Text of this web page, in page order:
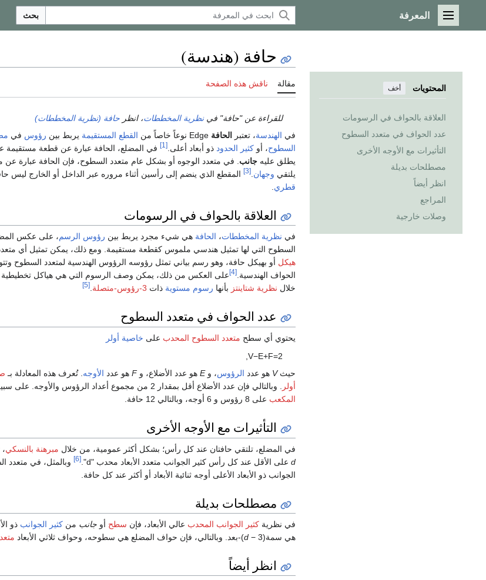
القائمة الرئيسية
المعرفة بحث
المحتويات أخف
العلاقة بالحواف في الرسومات
عدد الحواف في متعدد السطوح
التأثيرات مع الأوجه الأخرى
مصطلحات بديلة
انظر أيضاً
المراجع
وصلات خارجية
حافة (هندسة)
مقالة ناقش هذه الصفحة
للقراءة عن "حافة" فينظرية المخططات، انظرحافة (نظرية المخططات)
في الهندسة، تعتبر الحافة القطع المستقيمة يربط بين رؤوس في
السطوح، أو كثير الحدود ذو أبعاد أعلى. [1] في المضلع، الحافة عبارة عن قطعة مستقيمة
يطلق عليه جانب . في متعدد الوجوه أو بشكل عام متعدد السطوح، فإن الحافة عبارة
يلتقي وجهان [3]
المقطع الذي ينضم إلى رأسين أثناء مروره عبر الداخل أو الخارج ليس
قطري
العلاقة بالحواف في الرسومات
في نظرية المخططات، الحافة هي شيء مجرد يربط بين رؤوس الرسم، على عكس
السطوح التي لها تمثيل هندسي ملموس كقطعة مستقيمة. ومع ذلك، يمكن تمثيل أي
هيكل أو بهيكل حافة، وهو رسم بياني تمثل رؤوسه الرؤوس الهندسية لمتعدد السطوح
الحواف الهندسية.[4]
على العكس من ذلك، يمكن وصف الرسوم التي هي هياكل تخطيطية
خلال نظرية شتاينتز بأنها رسوم مستوية ذات 3-رؤوس-متصلة .
[5]
عدد الحواف في متعدد السطوح
يحتوي أي سطح متعدد السطوح المحدب على خاصية أولر
V−E+F=2
,
حيثV هو عدد الرؤوس، وE هو عدد الأضلاع، وF هو عدد الأوجه. تُعرف هذه المعادلة بـ
أولر . وبالتالي فإن عدد الأضلاع أقل بمقدار 2 من مجموع أعداد الرؤوس والأوجه. على سبيل المثال، يحتوي
المكعب على 8 رؤوس و 6 أوجه، وبالتالي 12 حافة.
التأثيرات مع الأوجه الأخرى
في المضلع، تلتقي حافتان عند كل رأس؛ بشكل أكثر عمومية، من خلال مبرهنة بالنسكي
d على الأقل عند كل رأس كثير الجوانب متعدد الأبعاد محدب "d". [6] وبالمثل، في متعدد
الجوانب ذو الأبعاد الأعلى أوجه ثنائية الأبعاد أو أكثر عند كل حافة.
مصطلحات بديلة
في نظرية كثير الجوانب المحدب عالي الأبعاد، فإن سطح أو جانب من كثير الجوانب ذو
هي سمة(
d − 3)-بعد. وبالتالي، فإن حواف المضلع هي سطوحه، وحواف ثلاثي الأبعاد
انظر أيضاً